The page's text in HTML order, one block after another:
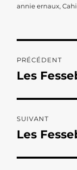
annie ernaux,
de
PRÉCÉDENT
Publication
Les
SUIVANT
Publication
Les